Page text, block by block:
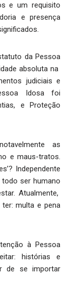
e um requisito
e presença
da Pessoa
absoluta na
judiciais e
Idosa foi
e Proteção
as
e maus-tratos.
Independente
ser humano
Atualmente,
multa e pena
à Pessoa
histórias e
de se importar